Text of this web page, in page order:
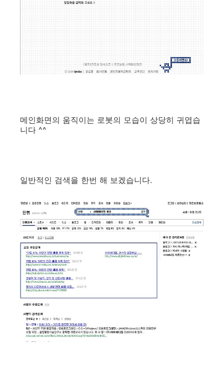
메인화면의 움직이는 로봇의 모습이 상당히 귀엽습
니다 ^^
일반적인 검색을 한번 해 보겠습니다.